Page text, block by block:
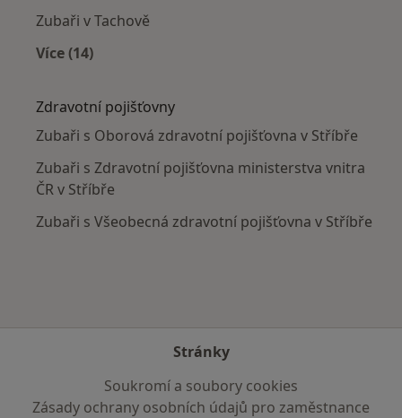
Zubaři v Tachově
Více (14)
Zdravotní pojišťovny
Zubaři s Oborová zdravotní pojišťovna v Stříbře
Zubaři s Zdravotní pojišťovna ministerstva vnitra
ČR v Stříbře
Zubaři s Všeobecná zdravotní pojišťovna v Stříbře
Stránky
Soukromí a soubory cookies
Zásady ochrany osobních údajů pro zaměstnance